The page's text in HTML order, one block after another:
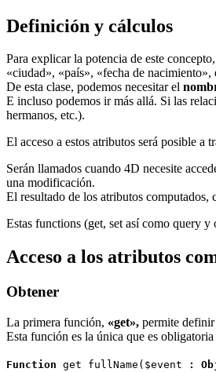
Definición y cálculos
Para explicar la potencia de este
«ciudad», «país», «fecha de nacimiento»,
De esta clase, podemos necesitar el
E incluso podemos ir más allá. Si las
hermanos, etc.).
El acceso a estos atributos será posible a
Serán llamados cuando 4D necesite
una modificación.
El resultado de los atributos
Estas functions (get, setasí como query y
Acceso a los atributos
Obtener
La primera función, «get», permite
Esta función es la única que es
Function get fullName ( $event :